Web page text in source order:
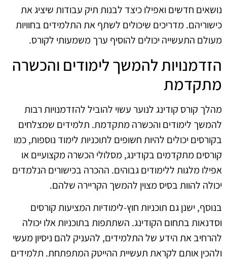
נושאים חדשים ואפילו כיצד לבנות תיק עבודות שיציג את
כישוריהם. מדריכים שיכולים לשתף את התלמידים בחוויות
מעולם התעשייה יכולים להוסיף ערך משמעותי לקורס.
הזדמנויות להמשך לימודים והכשרה
מתקדמת
מהלך קורס קודינג לנוער עשוי להוביל להזדמנויות רבות
להמשך לימודים והכשרה מתקדמת. תלמידים שמצלחים
בקורסים יכולים להיות חשופים לתוכניות לימוד נוספות, כמו
קורסים מתקדמים בקודינג, מסלולי הכשרה מקצועיים או
אפילו מלגות ללימודים גבוהים. ההכרה בכישורים הנלמדים
יכולה להוות בסיס מצוין להמשך הקריירה שלהם.
בנוסף, ישנן גם תוכניות חוץ-לימודיות המציעות קורסים
וסדנאות בתחום הקודינג. השתתפות בתוכניות אלו יכולה
להרחיב את הידע של התלמידים, להעניק להם ניסיון מעשי
ולהכין אותם לקראת תעשיית ההייטק המתפתחת. תלמידים